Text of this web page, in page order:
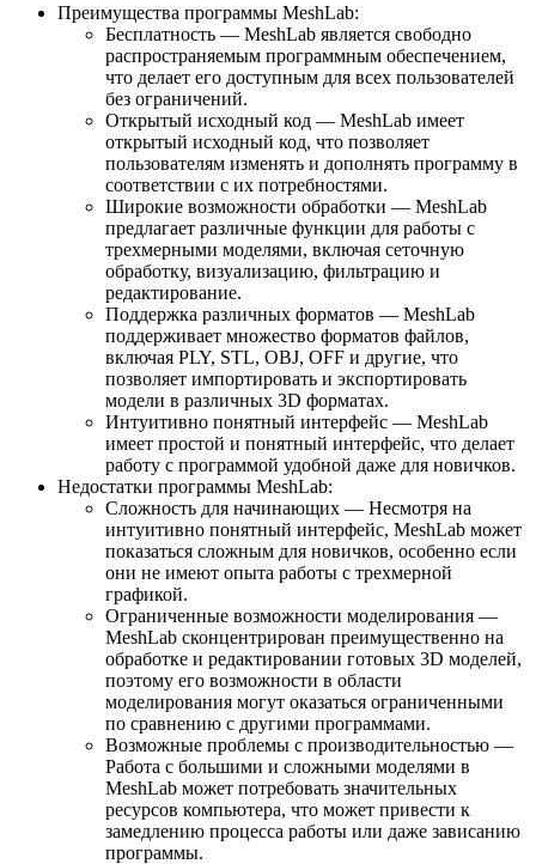
Преимущества программы MeshLab:
Бесплатность — MeshLab является свободно
распространяемым программным обеспечением,
что делает его доступным для всех пользователей
без ограничений.
Открытый исходный код — MeshLab имеет
открытый исходный код, что позволяет
пользователям изменять и дополнять программу в
соответствии с их потребностями.
Широкие возможности обработки — MeshLab
предлагает различные функции для работы с
трехмерными моделями, включая сеточную
обработку, визуализацию, фильтрацию и
редактирование.
Поддержка различных форматов — MeshLab
поддерживает множество форматов файлов,
включая PLY, STL, OBJ, OFF и другие, что
позволяет импортировать и экспортировать
модели в различных 3D форматах.
Интуитивно понятный интерфейс — MeshLab
имеет простой и понятный интерфейс, что делает
работу с программой удобной даже для новичков.
Недостатки программы MeshLab:
Сложность для начинающих — Несмотря на
интуитивно понятный интерфейс, MeshLab может
показаться сложным для новичков, особенно если
они не имеют опыта работы с трехмерной
графикой.
Ограниченные возможности моделирования —
MeshLab сконцентрирован преимущественно на
обработке и редактировании готовых 3D моделей,
поэтому его возможности в области
моделирования могут оказаться ограниченными
по сравнению с другими программами.
Возможные проблемы с производительностью —
Работа с большими и сложными моделями в
MeshLab может потребовать значительных
ресурсов компьютера, что может привести к
замедлению процесса работы или даже зависанию
программы.